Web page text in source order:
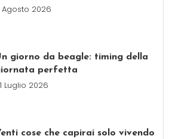
Agosto 2026
giorno da beagle: timing della
perfetta
Luglio 2026
cose che capirai solo vivendo